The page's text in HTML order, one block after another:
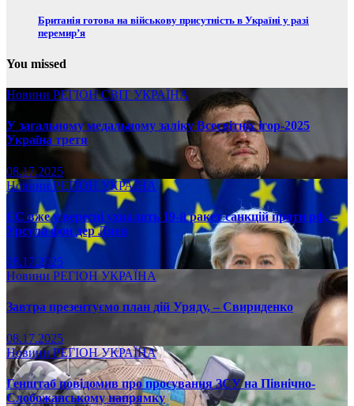
Британія готова на військову присутність в Україні у разі
перемир’я
You missed
Новини РЕГІОНСВІТ УКРАЇНА
У загальному медальному заліку Всесвітніх ігор-2025
Україна третя
08.17.2025
НовиниРЕГІОН УКРАЇНА
ЄС вже у вересні ухвалить 19-й ракет санкцій проти рф, –
Урсула фон дер Ляєн
08.17.2025
Новини РЕГІОН УКРАЇНА
Завтра презентуємо план дій Уряду, – Свириденко
08.17.2025
НовиниРЕГІОНУКРАЇНА
Генштаб повідомив про просування ЗСУ на Північно-
Слобожанському напрямку